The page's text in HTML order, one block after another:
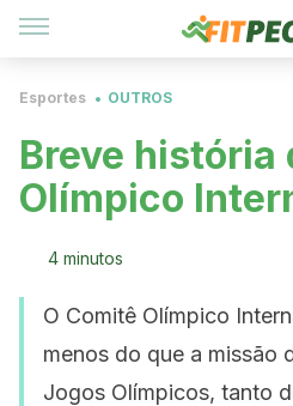
Esportes OUTROS
Breve história
Olímpico
4 minutos
O Comitê Olímpico
menos do que a missão
Jogos Olímpicos, tanto